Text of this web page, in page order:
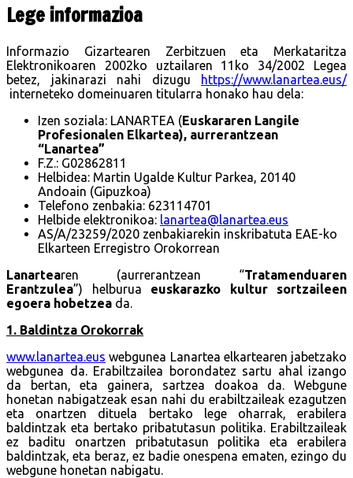
Lege informazioa
Informazio Gizartearen Zerbitzuen eta Merkataritza
Elektronikoaren 2002ko uztailaren 11ko 34/2002 Legea
betez, jakinarazi nahi dizugu
https://www.lanartea.eus/
interneteko domeinuaren titularra honako hau dela:
Izen soziala: LANARTEA (Euskararen Langile
Profesionalen Elkartea), aurrerantzean
“Lanartea”
F.Z.: G02862811
Helbidea: Martin Ugalde Kultur Parkea, 20140
Andoain (Gipuzkoa)
Telefono zenbakia: 623114701
Helbide elektronikoa: lanartea@lanartea.eus
AS/A/23259/2020 zenbakiarekin inskribatuta EAE-ko
Elkarteen Erregistro Orokorrean
Lanartearen (aurrerantzean “Tratamenduaren
Erantzulea”) helburua euskarazko kultur sortzaileen
egoera hobetzea da.
1. Baldintza Orokorrak
www.lanartea.eus webgunea Lanartea elkartearen jabetzako
webgunea da. Erabiltzailea borondatez sartu ahal izango
da bertan, eta gainera, sartzea doakoa da. Webgune
honetan nabigatzeak esan nahi du erabiltzaileak ezagutzen
eta onartzen dituela bertako lege oharrak, erabilera
baldintzak eta bertako pribatutasun politika. Erabiltzaileak
ez baditu onartzen pribatutasun politika eta erabilera
baldintzak, eta beraz, ez badie onespena ematen, ezingo du
webgune honetan nabigatu.